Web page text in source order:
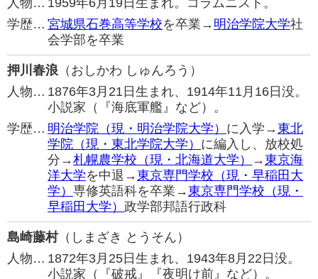
人物… 1959年6月19日生まれ。コラムニスト。
学歴… 宮城県石巻高等学校を卒業→ 明治学院大学社
会学部を卒業
押川春浪 （おしかわ しゅんろう）
人物… 1876年3月21日生まれ、1914年11月16日没。
小説家（『海底軍艦』など）。
学歴… 明治学院（現・明治学院大学） に入学→東北
学院（現・東北学院大学） に編入し、放校処
分→札幌農学校（現・北海道大学） →東京海
洋大学を中退→東京専門学校（現・早稲田大
学） 専修英語科を卒業→東京専門学校（現・
早稲田大学） 政学部邦語行政科
島崎藤村（しまざき とうそん）
人物… 1872年3月25日生まれ、1943年8月22日没。
小説家（『破戒』『夜明け前』など）。